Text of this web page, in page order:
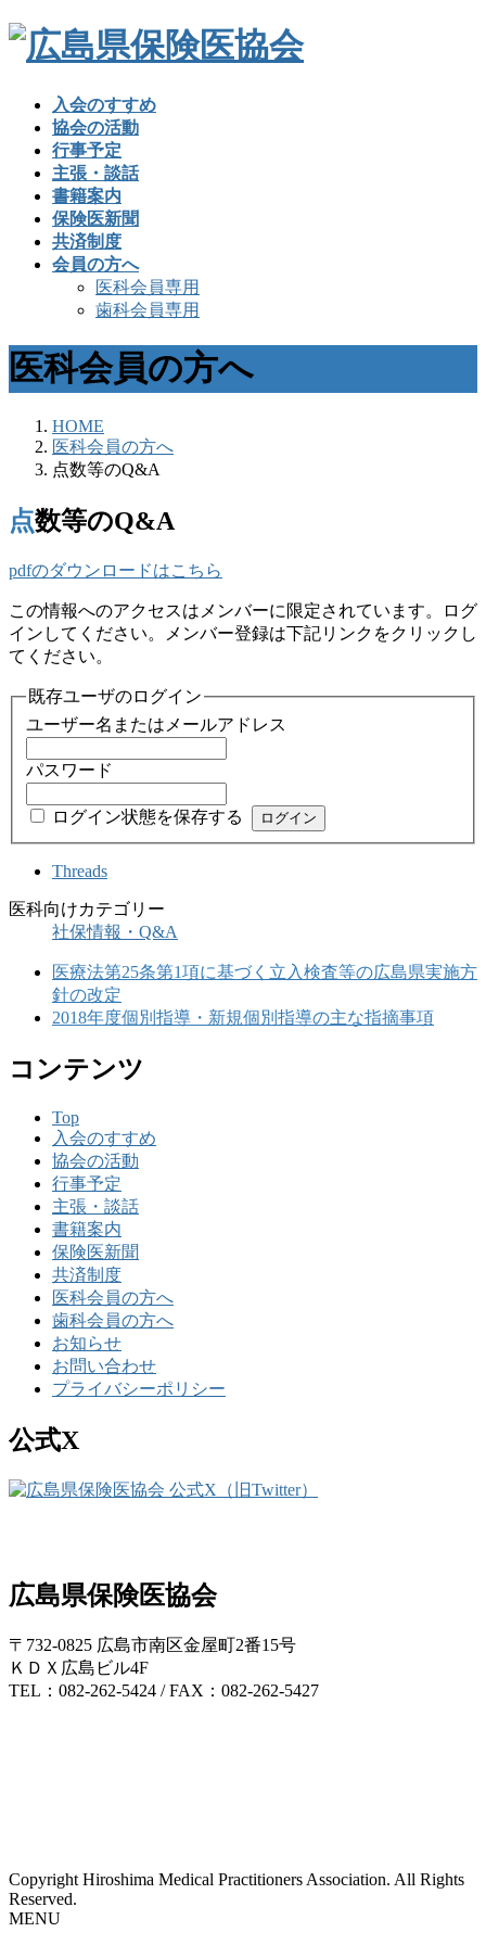
入会のすすめ
協会の活動
行事予定
主張・談話
書籍案内
保険医新聞
共済制度
会員の方へ
医科会員専用
歯科会員専用
医科会員の方へ
HOME
医科会員の方へ
点数等のQ&A
点数等のQ&A
pdfのダウンロードはこちら
この情報へのアクセスはメンバーに限定されています。ログ
インしてください。メンバー登録は下記リンクをクリックし
てください。
既存ユーザのログイン
ユーザー名またはメールアドレス
パスワード
ログイン状態を保存する
Threads
医科向けカテゴリー
社保情報・Q&A
医療法第25条第1項に基づく立入検査等の広島県実施方
針の改定
2018年度個別指導・新規個別指導の主な指摘事項
コンテンツ
Top
入会のすすめ
協会の活動
行事予定
主張・談話
書籍案内
保険医新聞
共済制度
医科会員の方へ
歯科会員の方へ
お知らせ
お問い合わせ
プライバシーポリシー
公式X
広島県保険医協会
〒732-0825 広島市南区金屋町2番15号
ＫＤＸ広島ビル4F
TEL：082-262-5424 / FAX：082-262-5427
Copyright Hiroshima Medical Practitioners Association. All Rights
Reserved.
MENU